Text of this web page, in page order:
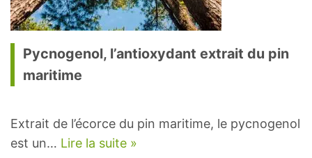
Pycnogenol, l’antioxydant extrait du pin
maritime
Extrait de l’écorce du pin maritime, le pycnogenol
est un… Lire la suite »